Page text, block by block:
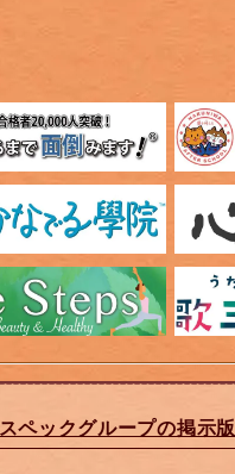
スペックグループの掲示版